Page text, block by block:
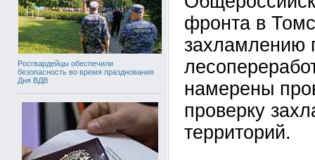
Росгвардейцы обеспечили
безопасность во время празднования
Дня ВДВ
фронта в
захламлению
намерены
проверку
территорий.